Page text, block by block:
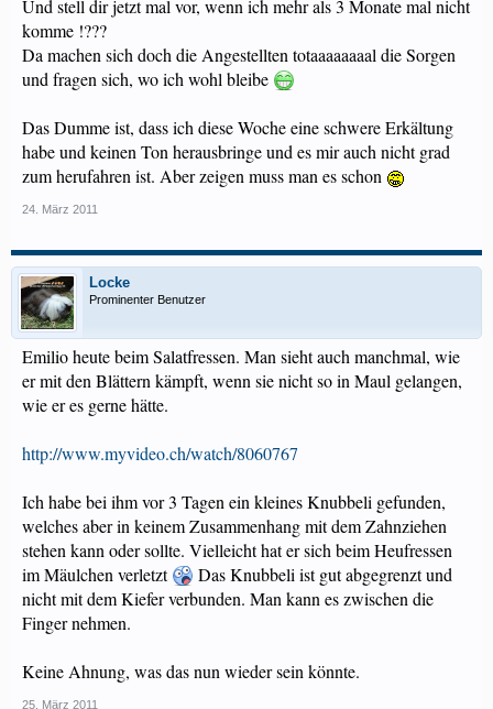
Und stell dir jetzt mal vor, wenn ich mehr als 3 Monate mal nicht
komme !???
Da machen sich doch die Angestellten totaaaaaaaal die Sorgen
und fragen sich, wo ich wohl bleibe
Das Dumme ist, dass ich diese Woche eine schwere Erkältung
habe und keinen Ton herausbringe und es mir auch nicht grad
zum herufahren ist. Aber zeigen muss man es schon
24. März 2011
Locke
Prominenter Benutzer
Emilio heute beim Salatfressen. Man sieht auch manchmal, wie
er mit den Blättern kämpft, wenn sie nicht so in Maul gelangen,
wie er es gerne hätte.
http://www.myvideo.ch/watch/8060767
Ich habe bei ihm vor 3 Tagen ein kleines Knubbeli gefunden,
welches aber in keinem Zusammenhang mit dem Zahnziehen
stehen kann oder sollte. Vielleicht hat er sich beim Heufressen
im Mäulchen verletzt
Das Knubbeli ist gut abgegrenzt und
nicht mit dem Kiefer verbunden. Man kann es zwischen die
Finger nehmen.
Keine Ahnung, was das nun wieder sein könnte.
25. März 2011